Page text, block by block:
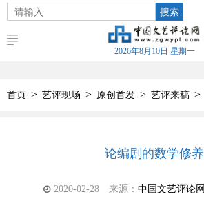
搜索
2026年8月10日 星期一
首页 > 艺评现场 > 原创首发 > 艺评来稿 >
论编剧的数学修养
2020-02-28 来源： 中国文艺评论网